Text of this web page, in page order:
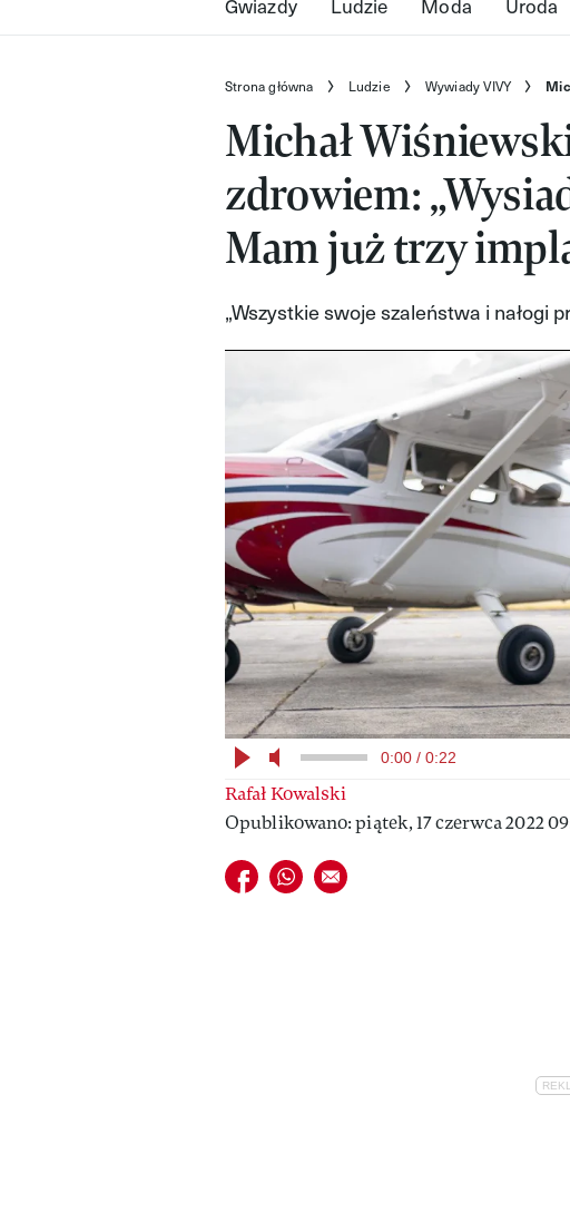
Strona główna Ludzie Wywiady VIVY
Michał
zdrowiem:
Mam już trzy
„Wszystkie swoje szaleństwa i nałogi
0:00 / 0:22
Rafał Kowalski
Opublikowano: piątek, 17 czerwca 2022
Udostępnij na facebook
Udostępnij na whatsapp
E-mail do przyjaciela